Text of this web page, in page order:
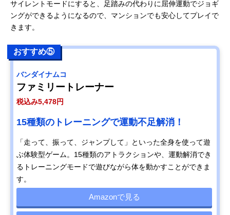
サイレントモードにすると、足踏みの代わりに屈伸運動でジョギ
ングができるようになるので、マンションでも安心してプレイで
きます。
おすすめ⑤
バンダイナムコ
ファミリートレーナー
税込み5,478円
15種類のトレーニングで運動不足解消！
「走って、振って、ジャンプして」といった全身を使って遊
ぶ体験型ゲーム。15種類のアトラクションや、運動解消でき
るトレーニングモードで遊びながら体を動かすことができま
す。
Amazonで見る